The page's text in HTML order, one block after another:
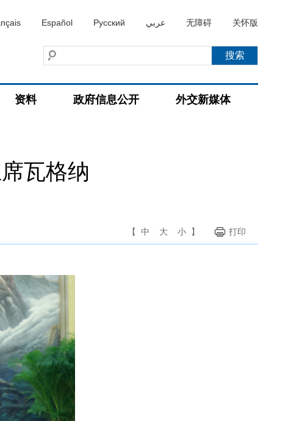
Español Русский عربي 无障碍 关怀版
资料 政府信息公开 外交新媒体
瓦格纳
【 中 大 小 】 打印